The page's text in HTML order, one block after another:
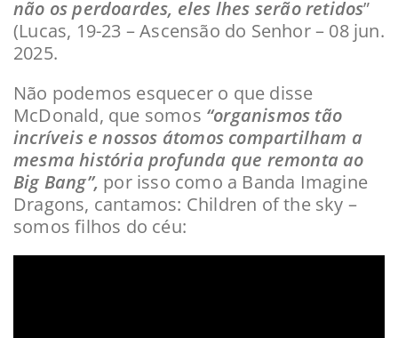
não os perdoardes, eles lhes serão retidos”
(Lucas, 19-23 – Ascensão do Senhor – 08 jun.
2025.
Não podemos esquecer o que disse
McDonald, que somos “organismos tão
incríveis e nossos átomos compartilham a
mesma história profunda que remonta ao
Big Bang”, por isso como a Banda Imagine
Dragons, cantamos: Children of the sky –
somos filhos do céu: